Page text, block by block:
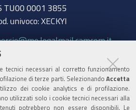
tecnici necessari al corretto funzionamento
di terze parti. Selezionando Accetta
dei cookie analytics e di profilazione.
utilizzati solo i cookie tecnici necessari alla
potrebbero non essere disponibili. Le
TU00 0001 3855
univoco: XECKYI